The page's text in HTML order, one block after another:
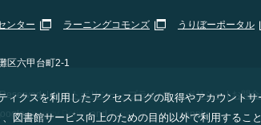
ンター ラーニングコモンズ うりぼーポータル
区六甲台町2-1
|サイトポリシー・プライバシーポリシー| お問合
Privacy PolicyandTerms of Serviceapply.
クスを利用したアクセスログの取得やアカウントサ
図書館サービス向上のための目的以外で利用すること